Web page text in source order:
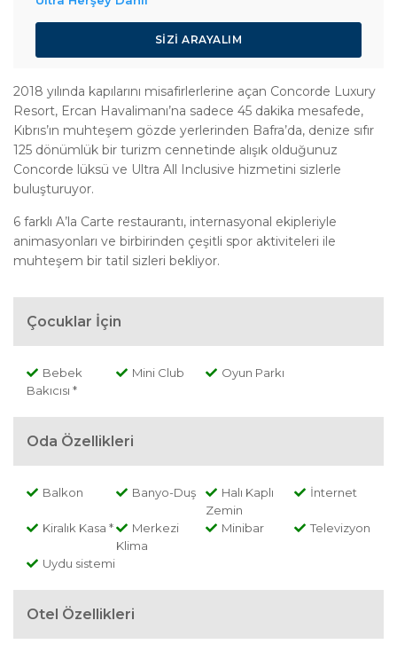
SIZI ARAYALIM
2018 yılında kapılarını misafirlerlerine açan Concorde Luxury
Resort, Ercan Havalimanı’na sadece 45 dakika mesafede,
Kıbrıs’ın muhteşem gözde yerlerinden Bafra’da, denize sıfır
125 dönümlük bir turizm cennetinde alışık olduğunuz
Concorde lüksü ve Ultra All Inclusive hizmetini sizlerle
buluşturuyor.
6 farklı A’la Carte restaurantı, internasyonal ekipleriyle
animasyonları ve birbirinden çeşitli spor aktiviteleri ile
muhteşem bir tatil sizleri bekliyor.
Çocuklar İçin
Bebek
Bakıcısı *
Mini Club Oyun Parkı
Oda Özellikleri
Balkon Banyo-Duş
Halı Kaplı
Zemin
İnternet
Kiralık Kasa *
Merkezi
Klima
Minibar Televizyon
Uydu sistemi
Otel Özellikleri